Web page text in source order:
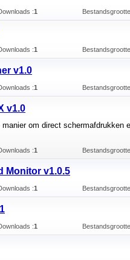
:1
:1
v1.0
:1
v1.0
om direct schermafdrukken
:1
Monitor v1.0.5
:1
:1